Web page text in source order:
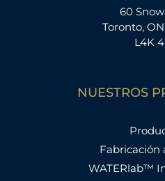
60
Toronto,
L4K
NUESTROS
Fabricación
WATERlab™